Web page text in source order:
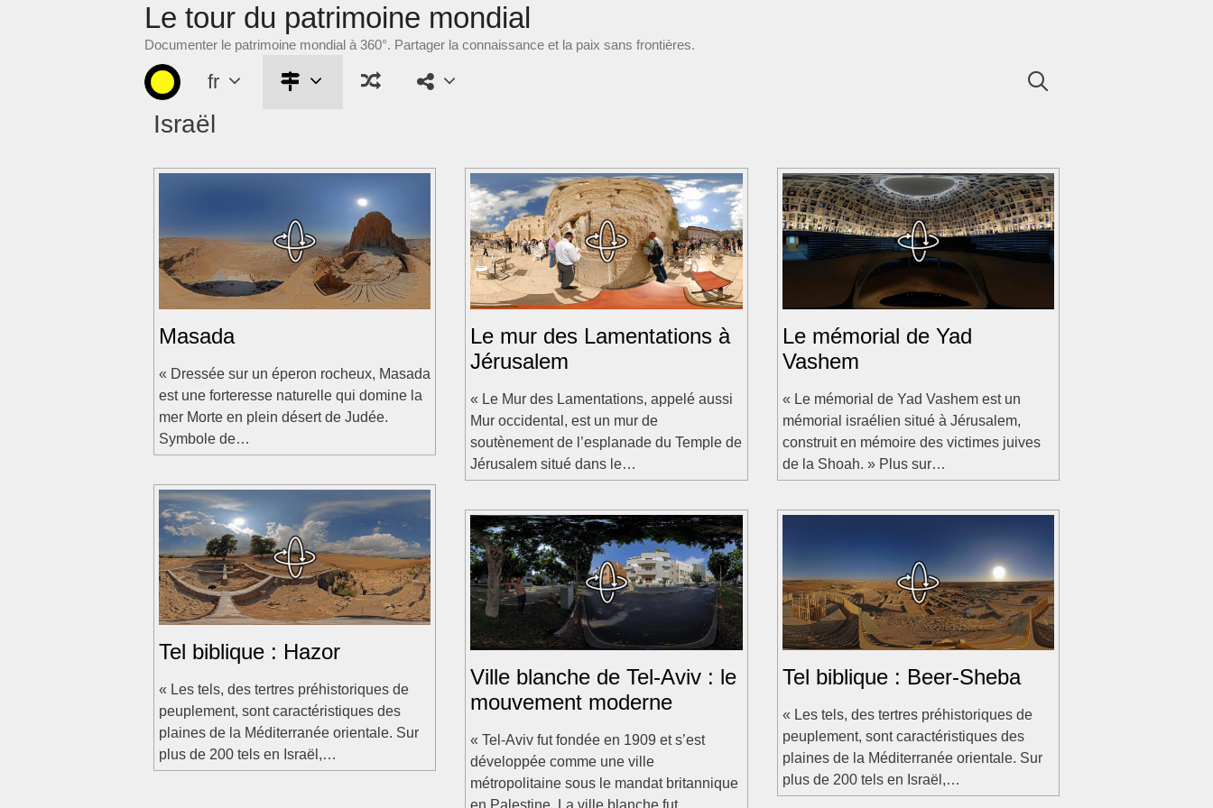
Le tour du patrimoine mondial
Documenter le patrimoine mondial à 360°. Partager la connaissance et la paix sans frontières.
fr
Israël
Masada
« Dressée sur un éperon rocheux, Masada
est une forteresse naturelle qui domine la
mer Morte en plein désert de Judée.
Symbole de…
Le mur des Lamentations à
Jérusalem
« Le Mur des Lamentations, appelé aussi
Mur occidental, est un mur de
soutènement de l’esplanade du Temple de
Jérusalem situé dans le…
Le mémorial de Yad
Vashem
« Le mémorial de Yad Vashem est un
mémorial israélien situé à Jérusalem,
construit en mémoire des victimes juives
de la Shoah. » Plus sur…
Tel biblique : Hazor
« Les tels, des tertres préhistoriques de
peuplement, sont caractéristiques des
plaines de la Méditerranée orientale. Sur
plus de 200 tels en Israël,…
Ville blanche de Tel-Aviv : le
mouvement moderne
« Tel-Aviv fut fondée en 1909 et s’est
développée comme une ville
métropolitaine sous le mandat britannique
Tel biblique : Beer-Sheba
« Les tels, des tertres préhistoriques de
peuplement, sont caractéristiques des
plaines de la Méditerranée orientale. Sur
plus de 200 tels en Israël,…